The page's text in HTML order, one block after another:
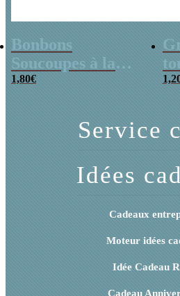
Bonbons
Soucoupes à la
poudre (x20)
1,80€
x
Service
Idées
Cadeaux
Moteur idées
Idée Cadeau
Cadeau